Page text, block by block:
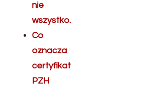
nie
wszystko.
Co
oznacza
certyfikat
PZH